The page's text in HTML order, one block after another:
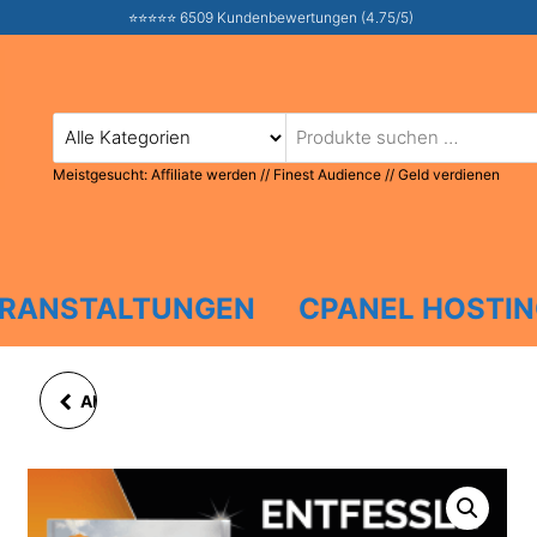
⭐⭐⭐⭐⭐ 6509 Kundenbewertungen (4.75/5)
Meistgesucht: Affiliate werden // Finest Audience // Geld verdienen
CPANEL
AFFILIATE MARKETING
BUSINESS DER WELT